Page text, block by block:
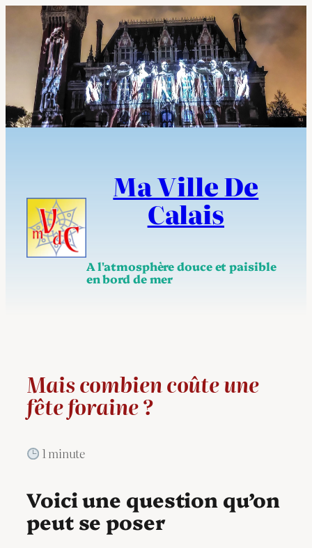
contenu
Ma Ville De
Calais
A l'atmosphère douce et paisible
en bord de mer
Mais combien coûte une
fête foraine ?
1 minute
Voici une question qu’on
peut se poser